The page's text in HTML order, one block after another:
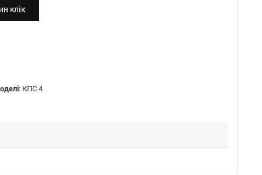
клік
: КПС 4